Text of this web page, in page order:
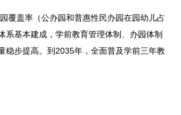
盖率（公办园和普惠性民办园在园幼儿占
系基本建成，学前教育管理体制、办园体制
稳步提高。到2035年，全面普及学前三年教